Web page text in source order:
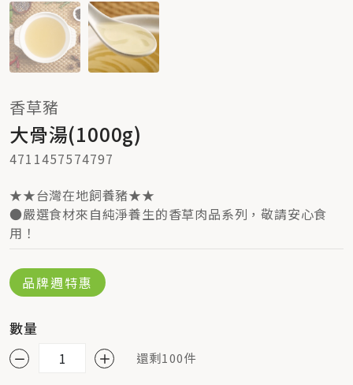
香草豬
大骨湯(1000g)
4711457574797
★★台灣在地飼養豬★★
●嚴選食材來自純淨養生的香草肉品系列，敬請安心食
用！
品牌週特惠
數量
還剩100件